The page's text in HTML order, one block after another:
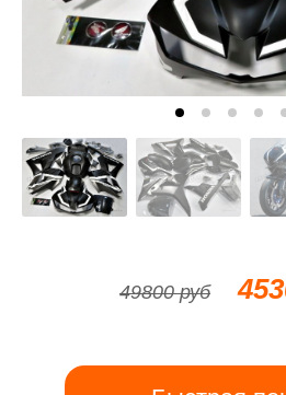
49800 руб